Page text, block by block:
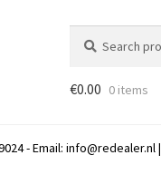
for:
€0.00 0 items
- Email: info@redealer.nl|